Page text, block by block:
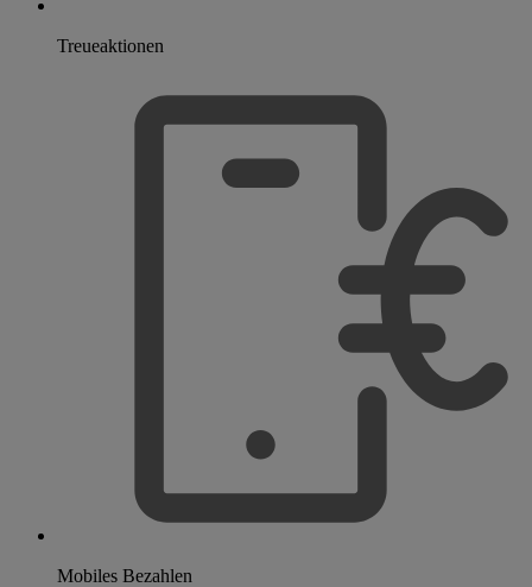
Treueaktionen
Mobiles Bezahlen